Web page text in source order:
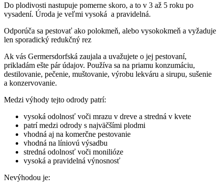
Do plodivosti nastupuje pomerne skoro, a to v 3 až 5 roku po
vysadení. Úroda je veľmi vysoká a pravidelná.
Odporúča sa pestovať ako polokmeň, alebo vysokokmeň a vyžaduje
len sporadický redukčný rez
Ak vás Germersdorfská zaujala a uvažujete o jej pestovaní,
prikladám ešte pár údajov. Používa sa na priamu konzumáciu,
destilovanie, pečenie, muštovanie, výrobu lekváru a sirupu, sušenie
a konzervovanie.
Medzi výhody tejto odrody patrí:
vysoká odolnosť voči mrazu v dreve a stredná v kvete
patrí medzi odrody s najväčšími plodmi
vhodná aj na komerčne pestovanie
vhodná na líniovú výsadbu
stredná odolnosť voči monilióze
vysoká a pravidelná výnosnosť
Nevýhodou je: